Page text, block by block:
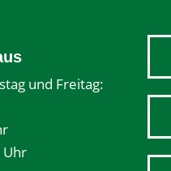
und Freitag:
Uhr